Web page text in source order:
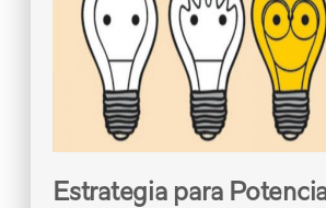
Estrategia para